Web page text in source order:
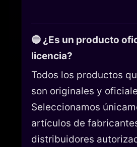
🔵 ¿Es un producto
licencia?
Todos los productos
son originales y
Seleccionamos
artículos de
distribuidores